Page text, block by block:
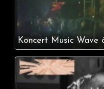
Koncert Music Wave